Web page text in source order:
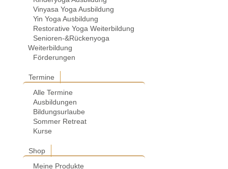
Vinyasa Yoga Ausbildung
Yin Yoga Ausbildung
Restorative Yoga Weiterbildung
Senioren-&Rückenyoga
Weiterbildung
Förderungen
Termine
Alle Termine
Ausbildungen
Bildungsurlaube
Sommer Retreat
Kurse
Shop
Meine Produkte